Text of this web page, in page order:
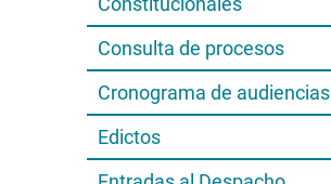
Consulta de procesos
Cronograma de audiencias
Edictos